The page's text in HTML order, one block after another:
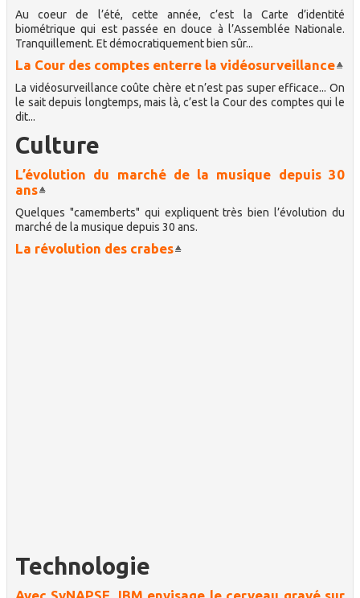
Au coeur de l’été, cette année, c’est la Carte d’identité
biométrique qui est passée en douce à l’Assemblée Nationale.
Tranquillement. Et démocratiquement bien sûr...
La Cour des comptes enterre la vidéosurveillance
La vidéosurveillance coûte chère et n’est pas super efficace... On
le sait depuis longtemps, mais là, c’est la Cour des comptes qui le
dit...
Culture
L’évolution du marché de la musique depuis 30
ans
Quelques "camemberts" qui expliquent très bien l’évolution du
marché de la musique depuis 30 ans.
La révolution des crabes
Technologie